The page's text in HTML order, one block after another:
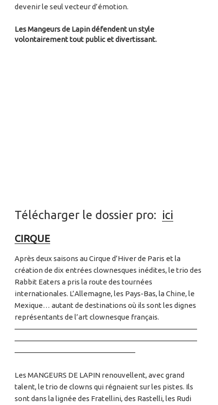
devenir le seul vecteur d’émotion.
Les Mangeurs de Lapin défendent un style
volontairement tout public et divertissant.
Télécharger le dossier pro: ici
CIRQUE
Après deux saisons au Cirque d’Hiver de Paris et la
création de dix entrées clownesques inédites, le trio des
Rabbit Eaters a pris la route des tournées
internationales. L’Allemagne, les Pays-Bas, la Chine, le
Mexique… autant de destinations où ils sont les dignes
représentants de l’art clownesque français.
—————————————————————————
—————————————————————————
————————————————–
Les MANGEURS DE LAPIN renouvellent, avec grand
talent, le trio de clowns qui régnaient sur les pistes. Ils
sont dans la lignée des Fratellini, des Rastelli, les Rudi